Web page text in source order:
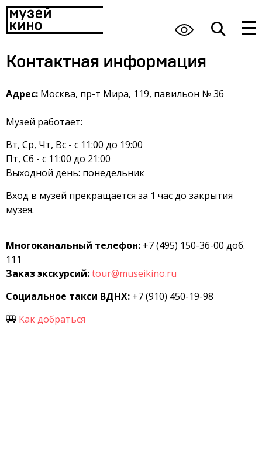
Контактная информация
Адрес: Москва, пр-т Мира, 119, павильон № 36
Музей работает:
Вт, Ср, Чт, Вс - с 11:00 до 19:00
Пт, Сб - с 11:00 до 21:00
Выходной день: понедельник
Вход в музей прекращается за 1 час до закрытия
музея.
Многоканальный телефон: +7 (495) 150-36-00 доб.
111
Заказ экскурсий:tour@museikino.ru
Социальное такси ВДНХ: +7 (910) 450-19-98
Как добраться